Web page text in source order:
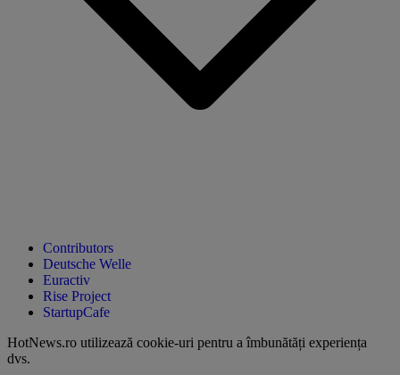
Contributors
Deutsche Welle
Euractiv
Rise Project
StartupCafe
HotNews.ro utilizează cookie-uri pentru a îmbunătăți experiența
dvs.